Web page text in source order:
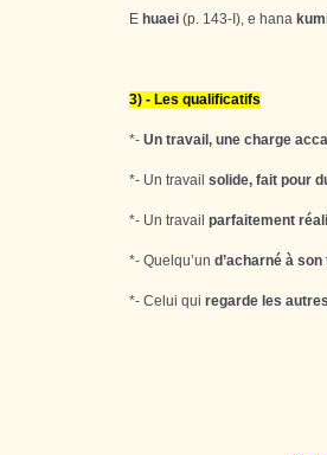
E huaei (p. 143-I), e hana
3) - Les qualificatifs
*- Un travail, une charge
*- Un travail solide, fait pour
*- Un travail parfaitement
*- Quelqu’un d’acharné à son
*- Celui qui regarde les